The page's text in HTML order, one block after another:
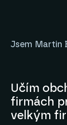
Jsem Martin
Učím
firmách
velkým